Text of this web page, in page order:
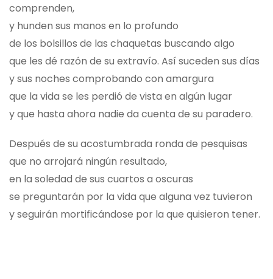
comprenden,
y hunden sus manos en lo profundo
de los bolsillos de las chaquetas buscando algo
que les dé razón de su extravío. Así suceden sus días
y sus noches comprobando con amargura
que la vida se les perdió de vista en algún lugar
y que hasta ahora nadie da cuenta de su paradero.
Después de su acostumbrada ronda de pesquisas
que no arrojará ningún resultado,
en la soledad de sus cuartos a oscuras
se preguntarán por la vida que alguna vez tuvieron
y seguirán mortificándose por la que quisieron tener.